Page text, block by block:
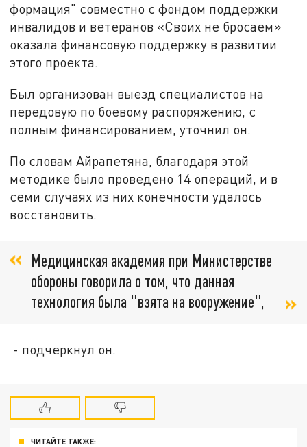
формация" совместно с фондом поддержки
инвалидов и ветеранов «Своих не бросаем»
оказала финансовую поддержку в развитии
этого проекта.
Был организован выезд специалистов на
передовую по боевому распоряжению, с
полным финансированием, уточнил он.
По словам Айрапетяна, благодаря этой
методике было проведено 14 операций, и в
семи случаях из них конечности удалось
восстановить.
Медицинская академия при Министерстве
обороны говорила о том, что данная
технология была "взята на вооружение",
- подчеркнул он.
ЧИТАЙТЕ ТАКЖЕ: